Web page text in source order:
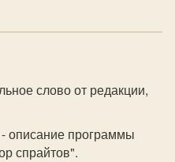
слово от редакции,
- описание программы
спрайтов".